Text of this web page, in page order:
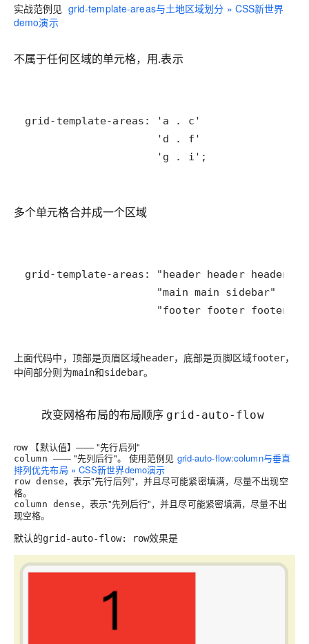
实战范例见 grid-template-areas与土地区域划分 » CSS新世界
demo演示
不属于任何区域的单元格，用.表示
                     'g . i';
多个单元格合并成一个区域
                     "footer footer footer";
上面代码中，顶部是页眉区域header，底部是页脚区域footer，
中间部分则为main和sidebar。
改变网格布局的布局顺序 grid-auto-flow
row 【默认值】—— "先行后列"
column —— "先列后行"。 使用范例见 grid-auto-flow:column与垂直
排列优先布局 » CSS新世界demo演示
row dense ，表示"先行后列"，并且尽可能紧密填满，尽量不出现空
格。
column dense ，表示"先列后行"，并且尽可能紧密填满，尽量不出
现空格。
默认的grid-auto-flow: row效果是